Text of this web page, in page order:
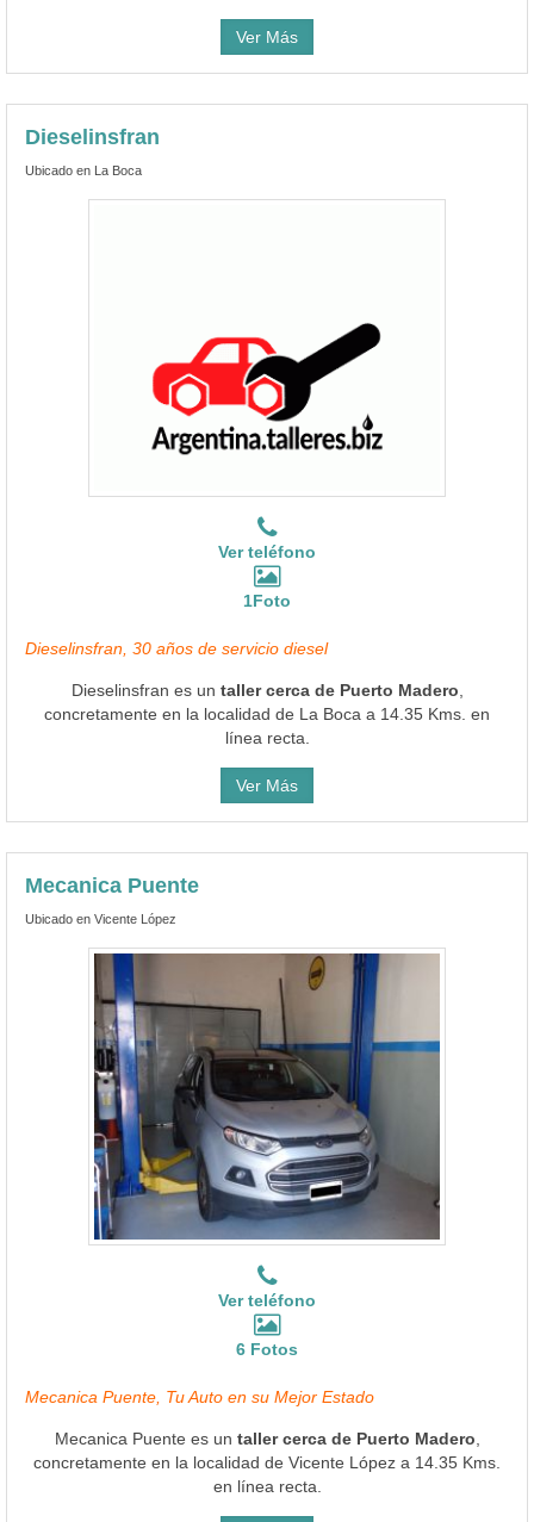
Ver Más
Dieselinsfran
Ubicado en La Boca
Ver teléfono
1Foto
Dieselinsfran, 30 años de servicio diesel
Dieselinsfran es un taller cerca de Puerto Madero
concretamente en la localidad de La Boca a 14.35 Kms. en
línea recta.
Ver Más
Mecanica Puente
Ubicado en Vicente López
Ver teléfono
6 Fotos
Mecanica Puente, Tu Auto en su Mejor Estado
Mecanica Puente es un taller cerca de Puerto Madero
concretamente en la localidad de Vicente López a 14.35 Kms.
en línea recta.